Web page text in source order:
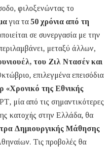
φιλοξενώντας το
για τα 50 χρόνια από τη
σε συνεργασία με την
μεταξύ άλλων,
του Ζιλ Ντασέν και
επιλεγμένα επεισόδια
«Χρονικό της Εθνικής
μία από τις σημαντικότερες
κατοχής στην Ελλάδα, θα
Δημιουργικής Μάθησης
Τις προβολές θα